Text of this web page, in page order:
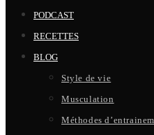
PODCAST
RECETTES
BLOG
Style de vie
Musculation
Méthodes